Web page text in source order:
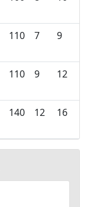
110 7 9
110 9 12
140 12 16